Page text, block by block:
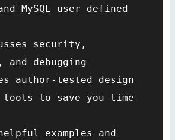
MySQL user defined
debugging
tools to save you time
examples and